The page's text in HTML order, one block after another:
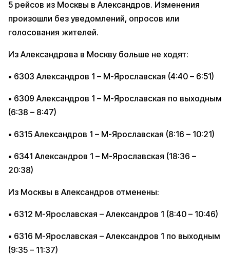
5 рейсов из Москвы в Александров. Изменения
произошли без уведомлений, опросов или
голосования жителей.
Из Александрова в Москву больше не ходят:
• 6303 Александров 1 – М-Ярославская (4:40 – 6:51)
• 6309 Александров 1 – М-Ярославская по выходным
(6:38 – 8:47)
• 6315 Александров 1 – М-Ярославская (8:16 – 10:21)
• 6341 Александров 1 – М-Ярославская (18:36 –
20:38)
Из Москвы в Александров отменены:
• 6312 М-Ярославская – Александров 1 (8:40 – 10:46)
• 6316 М-Ярославская – Александров 1 по выходным
(9:35 – 11:37)